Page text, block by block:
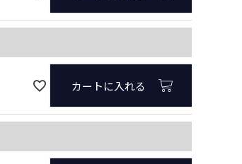
カートに入れる